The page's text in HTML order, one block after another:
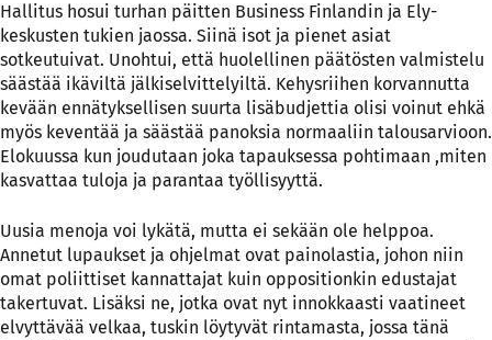
Hallitus hosui turhan päitten Business Finlandin ja Ely-
keskusten tukien jaossa. Siinä isot ja pienet asiat
sotkeutuivat. Unohtui, että huolellinen päätösten valmistelu
säästää ikäviltä jälkiselvittelyiltä. Kehysriihen korvannutta
kevään ennätyksellisen suurta lisäbudjettia olisi voinut ehkä
myös keventää ja säästää panoksia normaaliin talousarvioon.
Elokuussa kun joudutaan joka tapauksessa pohtimaan ,miten
kasvattaa tuloja ja parantaa työllisyyttä.
Uusia menoja voi lykätä, mutta ei sekään ole helppoa.
Annetut lupaukset ja ohjelmat ovat painolastia, johon niin
omat poliittiset kannattajat kuin oppositionkin edustajat
takertuvat. Lisäksi ne, jotka ovat nyt innokkaasti vaatineet
elvyttävää velkaa, tuskin löytyvät rintamasta, jossa tänä